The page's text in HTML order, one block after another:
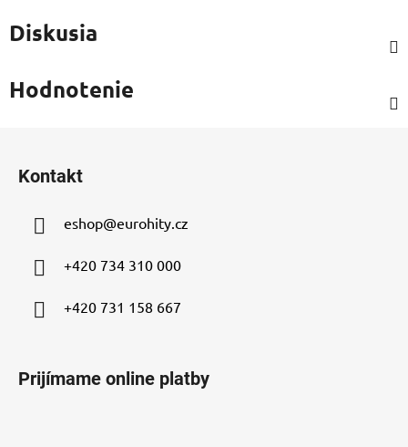
Diskusia
Hodnotenie
Kontakt
eshop@eurohity.cz
+420 734 310 000
+420 731 158 667
Prijímame online platby